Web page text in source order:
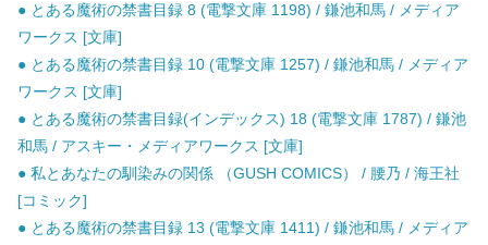
● とある魔術の禁書目録 8 (電撃文庫 1198) / 鎌池和馬 / メディア
ワークス [文庫]
● とある魔術の禁書目録 10 (電撃文庫 1257) / 鎌池和馬 / メディア
ワークス [文庫]
● とある魔術の禁書目録(インデックス) 18 (電撃文庫 1787) / 鎌池
和馬 / アスキー・メディアワークス [文庫]
● 私とあなたの馴染みの関係 （GUSH COMICS） / 腰乃 / 海王社
[コミック]
● とある魔術の禁書目録 13 (電撃文庫 1411) / 鎌池和馬 / メディア